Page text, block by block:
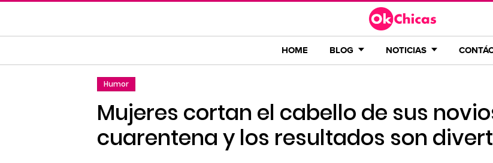
contenido
HOME BLOG NOTICIAS
Humor
Mujeres cortan el cabello de sus
cuarentena y los resultados son